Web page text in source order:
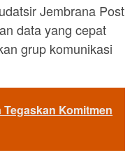
Jembrana Post
data yang cepat
grup komunikasi
Komitmen